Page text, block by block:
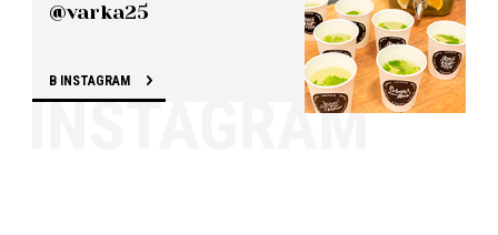
@varka25
В INSTAGRAM